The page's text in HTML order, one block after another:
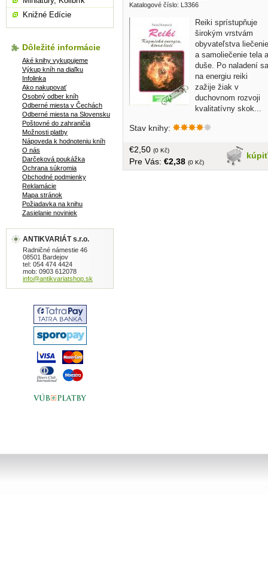
Katalogové číslo: L3366
Reiki sprístupňuje
širokým vrstvám
obyvateľstva liečenie
a samoliečenie tela a
duše. Po naladení sa
na energiu reiki
zažije žiak v
duchovnom rozvoji
kvalitatívny skok...
Stav knihy:
kúpiť
€2,50 (0 Kč)
Pre Vás: €2,38 (0 Kč)
Knižné Edície
Dôležité informácie
Aké knihy vykupujeme
Výkup kníh na diaľku
Infolinka
Ako nakupovať
Osobný odber kníh
Odberné miesta v Čechách
Odberné miesta na Slovensku
Poštovné do zahraničia
Možnosti platby
Nápoveda k hodnoteniu kníh
O nás
Darčeková poukážka
Ochrana súkromia
Obchodné podmienky
Reklamácie
Mapa stránok
Požiadavka na knihu
Zasielanie noviniek
ANTIKVARIÁT s.r.o.
Radničné námestie 46
08501 Bardejov
tel: 054 474 4424
mob: 0903 612078
info@antikvariatshop.sk